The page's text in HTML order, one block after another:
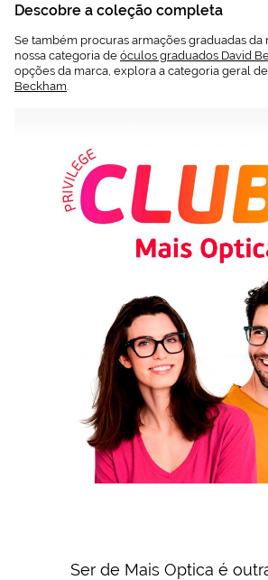
Descobre a coleção completa
Se também procuras armações graduadas da
nossa categoria de óculos graduados David
opções da marca, explora a categoria geral de
Beckham
Ser de Mais Optica é